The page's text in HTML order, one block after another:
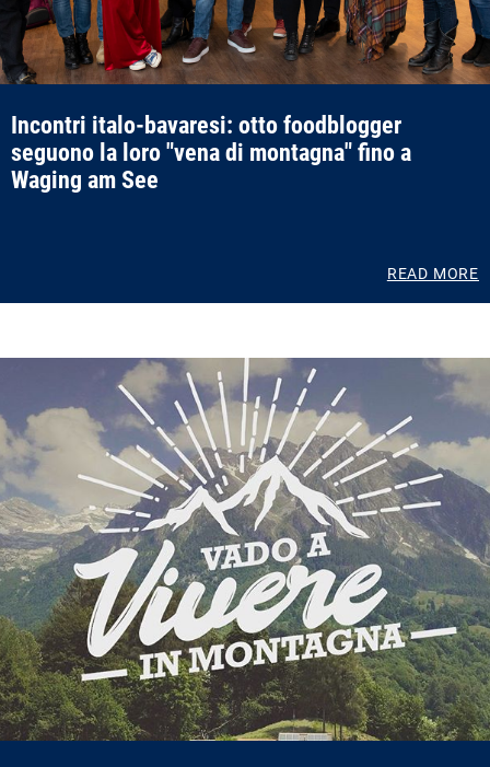
Incontri italo-bavaresi: otto foodblogger
seguono la loro "vena di montagna" fino a
Waging am See
READ MORE